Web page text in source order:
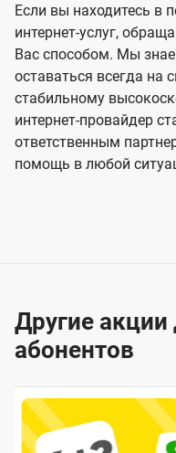
Если вы находитесь в
интернет-услуг,
Вас способом. Мы
оставаться всегда на
стабильному
интернет-провайдер
ответственным
помощь в любой
Другие
абонентов